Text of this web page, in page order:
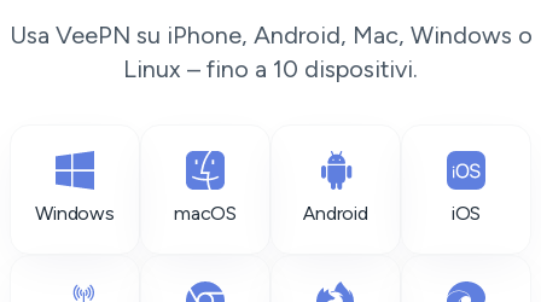
Usa VeePN su iPhone, Android, Mac, Windows o
Linux – fino a 10 dispositivi.
Windows macOS Android iOS